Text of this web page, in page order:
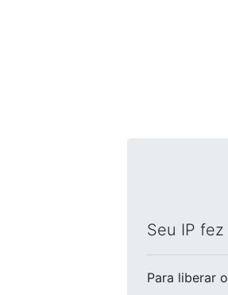
Seu IP
Para liberar